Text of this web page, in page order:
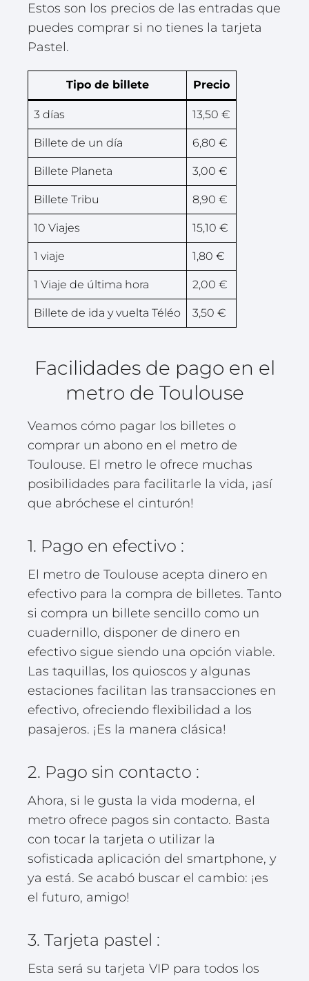
Estos son los precios de las entradas que
puedes comprar si no tienes la tarjeta
Pastel.
Tipo de billete Precio
3 días 13,50 €
Billete de un día 6,80 €
Billete Planeta 3,00 €
Billete Tribu 8,90 €
10 Viajes 15,10 €
1 viaje 1,80 €
1 Viaje de última hora 2,00 €
Billete de ida y vuelta Téléo 3,50 €
Facilidades de pago en el
metro de Toulouse
Veamos cómo pagar los billetes o
comprar un abono en el metro de
Toulouse. El metro le ofrece muchas
posibilidades para facilitarle la vida, ¡así
que abróchese el cinturón!
1. Pago en efectivo :
El metro de Toulouse acepta dinero en
efectivo para la compra de billetes. Tanto
si compra un billete sencillo como un
cuadernillo, disponer de dinero en
efectivo sigue siendo una opción viable.
Las taquillas, los quioscos y algunas
estaciones facilitan las transacciones en
efectivo, ofreciendo flexibilidad a los
pasajeros. ¡Es la manera clásica!
2. Pago sin contacto :
Ahora, si le gusta la vida moderna, el
metro ofrece pagos sin contacto. Basta
con tocar la tarjeta o utilizar la
sofisticada aplicación del smartphone, y
ya está. Se acabó buscar el cambio: ¡es
el futuro, amigo!
3. Tarjeta pastel :
Esta será su tarjeta VIP para todos los